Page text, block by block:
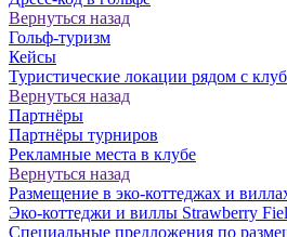
Вернуться назад
Гольф-туризм
Кейсы
Туристические локации рядом с
Вернуться назад
Партнёры
Партнёры турниров
Рекламные места в клубе
Вернуться назад
Размещение в эко-коттеджах и
Эко-коттеджи и виллы Strawberry
Специальные предложения по